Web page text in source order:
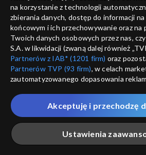
informacje o dostawcy usług
na korzystanie z technologii
zbierania danych, dostęp do informacji
końcowym i ich przechowywanie oraz na
Twoich danych osobowych przez nas,
S.A. w likwidacji (zwaną dalej również
Partnerów z IAB* (1201 firm) oraz
Partnerów TVP (93 firm), w celach
zautomatyzowanego dopasowania
które wskazujemy poniżej, a także zgody
przez nas identyfikatora PPID do Google.
Twoje dane osobowe zbierane podczas
Ciebie naszych
poszczególnych
„Portalem”, w tym informacje zapisywane
Ustawienia
Akceptuję i przechodzę